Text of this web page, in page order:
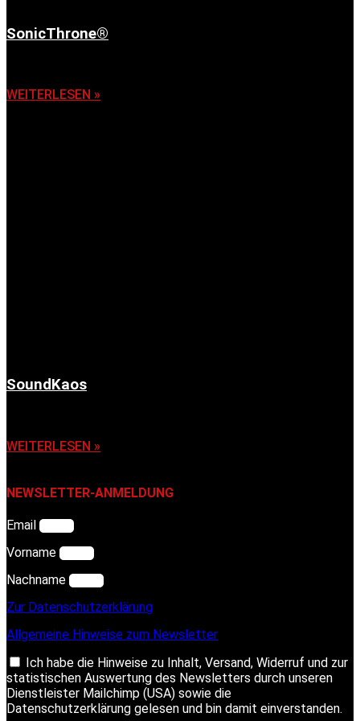
SonicThrone®
WEITERLESEN »
SoundKaos
WEITERLESEN »
NEWSLETTER-ANMELDUNG
Email
Vorname
Nachname
Zur Datenschutzerklärung
Allgemeine Hinweise zum Newsletter
Ich habe die Hinweise zu Inhalt, Versand, Widerruf und zur
statistischen Auswertung des Newsletters durch unseren
Dienstleister Mailchimp (USA) sowie die
Datenschutzerklärung gelesen und bin damit einverstanden.